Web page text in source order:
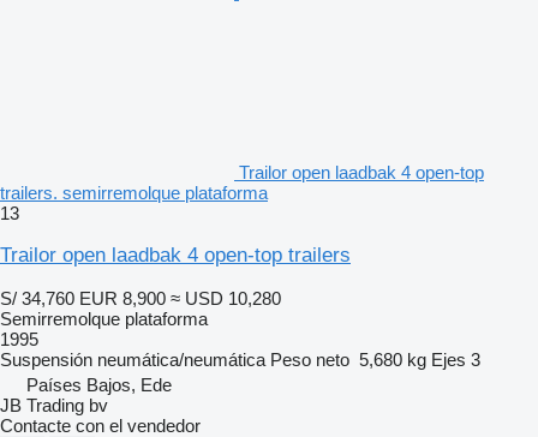
Trailor open laadbak 4 open-top
trailers. semirremolque plataforma
13
Trailor open laadbak 4 open-top trailers
S/ 34,760 EUR 8,900 ≈ USD 10,280
Semirremolque plataforma
1995
Suspensión neumática/neumática Peso neto 5,680 kg Ejes 3
Países Bajos, Ede
JB Trading bv
Contacte con el vendedor